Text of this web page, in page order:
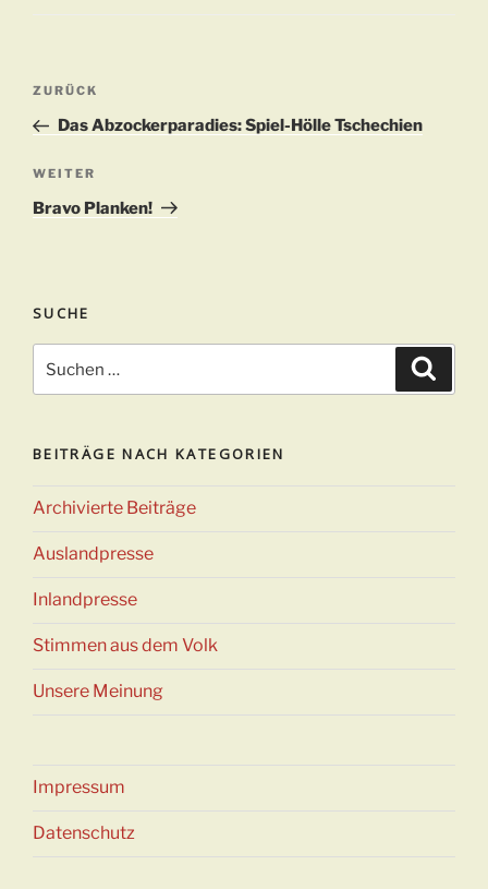
Beitragsnavigation
Vorheriger
Beitrag
ZURÜCK
Das Abzockerparadies: Spiel-Hölle Tschechien
Nächster
Beitrag
WEITER
Bravo Planken!
SUCHE
nach:
BEITRÄGE NACH KATEGORIEN
Archivierte Beiträge
Auslandpresse
Inlandpresse
Stimmen aus dem Volk
Unsere Meinung
Impressum
Datenschutz